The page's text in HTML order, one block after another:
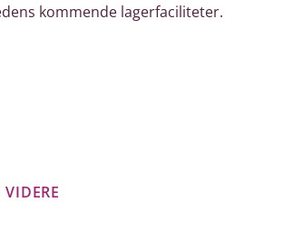
kommende lagerfaciliteter.